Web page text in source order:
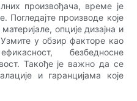
произвођача, време је
Погледајте производе које
опције дизајна и
у обзир факторе као
безбедносне
Такође је важно да се
и гаранцијама које